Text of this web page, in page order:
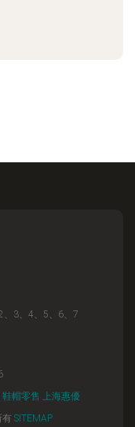
、4、5、6、7
鞋帽零售
上海惠優
有 SITEMAP